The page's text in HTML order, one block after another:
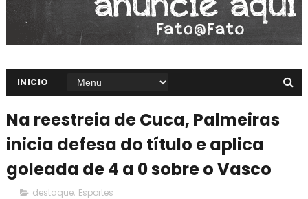
INICIO
Na reestreia de Cuca, Palmeiras
inicia defesa do título e aplica
goleada de 4 a 0 sobre o Vasco
destaque, Esportes